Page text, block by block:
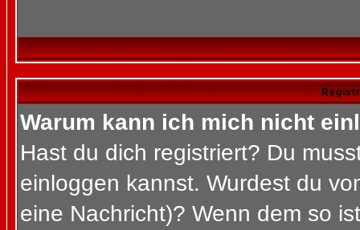
Warum kann ich mich nicht
Hast du dich registriert? Du
einloggen kannst. Wurdest du
eine Nachricht)? Wenn dem so